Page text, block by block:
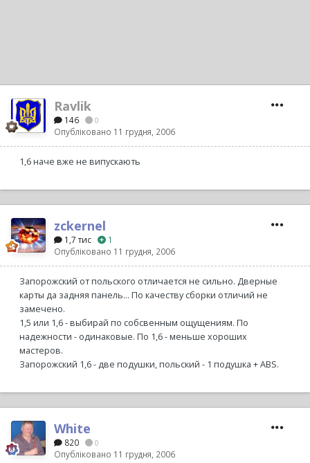
Ravlik
146 0
Опубліковано 11 грудня, 2006
1,6 наче вже не випускають
zckernel
1,7 тис
1
Опубліковано 11 грудня, 2006
Запорожский от польского отличается не сильно. Дверные
карты да задняя панель... По качеству сборки отличий не
замечено.
1,5 или 1,6 - выбирай по собсвенным ощущениям. По
надежности - одинаковые. По 1,6 - меньше хороших
мастеров.
Запорожский 1,6 - две подушки, польский - 1 подушка + ABS.
White
820 0
Опубліковано 11 грудня, 2006